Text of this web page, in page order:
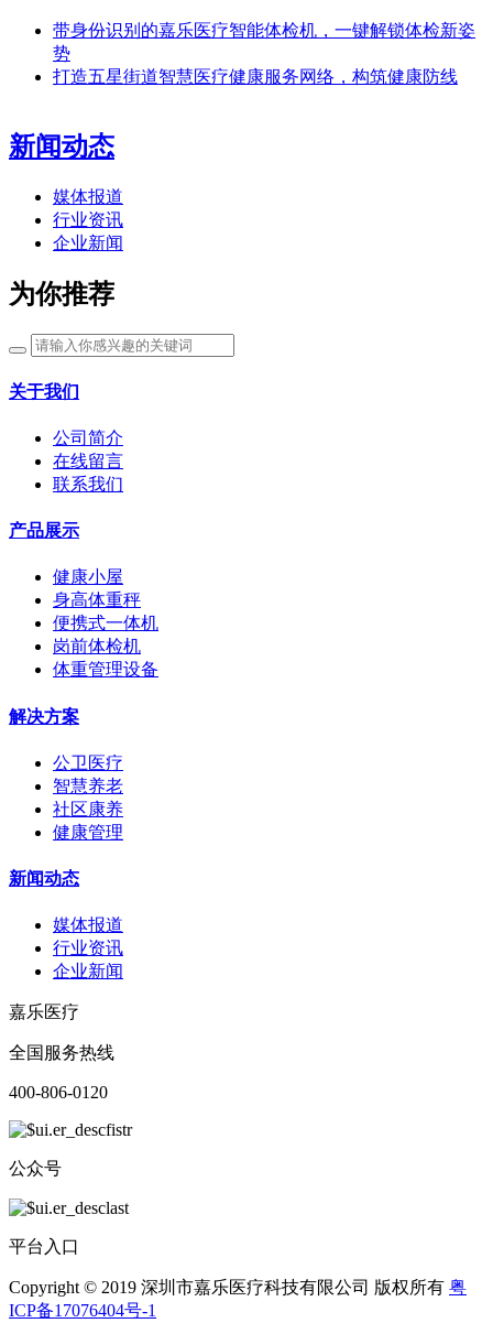
带身份识别的嘉乐医疗智能体检机，一键解锁体检新姿
势
打造五星街道智慧医疗健康服务网络，构筑健康防线
新闻动态
媒体报道
行业资讯
企业新闻
为你推荐
关于我们
公司简介
在线留言
联系我们
产品展示
健康小屋
身高体重秤
便携式一体机
岗前体检机
体重管理设备
解决方案
公卫医疗
智慧养老
社区康养
健康管理
新闻动态
媒体报道
行业资讯
企业新闻
嘉乐医疗
全国服务热线
400-806-0120
公众号
平台入口
Copyright © 2019 深圳市嘉乐医疗科技有限公司 版权所有 粤
ICP备17076404号-1